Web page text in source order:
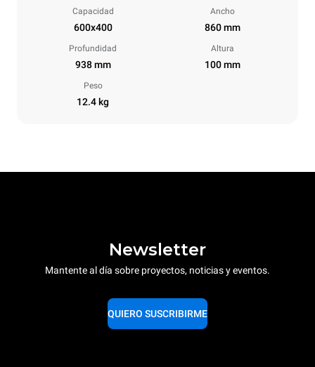
Capacidad
600x400
Ancho
860 mm
Profundidad
938 mm
Altura
100 mm
Peso
12.4 kg
Newsletter
Mantente al día sobre proyectos, noticias y eventos.
QUIERO SUSCRIBIRME